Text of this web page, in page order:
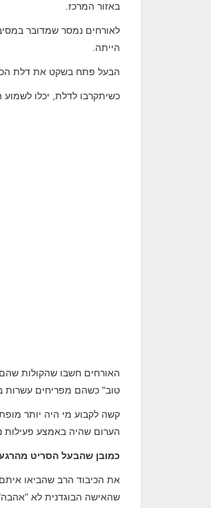
באזור המרכז.
לאורחים נמסר שמדובר
הייתה.
הבעל פתח בשקט את דלת
כשיתקרבו לדלת, יכלו
האורחים חשבו שהקולות
טוב" כשהם מפריחים עשרות
קשה לקבוע מי היה יותר
הערום שהיה באמצע פעילות
כמובן שהבעל הסריט
את הכיבוד הרב שהביאו
שהאישה הבוגדנית לא